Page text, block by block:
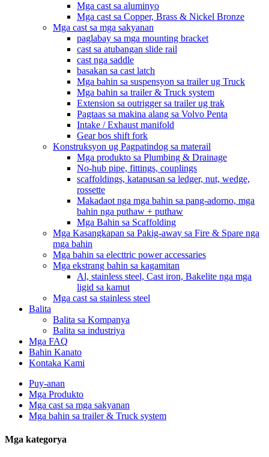
Mga cast sa aluminyo
Mga cast sa Copper, Brass & Nickel Bronze
Mga cast sa mga sakyanan
paglabay sa mga mounting bracket
cast sa atubangan slide rail
cast nga saddle
basakan sa cast latch
Mga bahin sa suspensyon sa trailer ug Truck
Mga bahin sa trailer & Truck system
Extension sa outrigger sa trailer ug trak
Pagtaas sa makina alang sa Volvo Penta
Intake / Exhaust manifold
Gear bos shift fork
Konstruksyon ug Pagpatindog sa materail
Mga produkto sa Plumbing & Drainage
No-hub pipe, fittings, couplings
scaffoldings, katapusan sa ledger, nut, wedge,
rossette
Makadaot nga mga bahin sa pang-adorno, mga
bahin nga puthaw + puthaw
Mga Bahin sa Scaffolding
Mga Kasangkapan sa Pakig-away sa Fire & Spare nga
mga bahin
Mga bahin sa electtric power accessaries
Mga ekstrang bahin sa kagamitan
Al, stainless steel, Cast iron, Bakelite nga mga
ligid sa kamut
Mga cast sa stainless steel
Balita
Balita sa Kompanya
Balita sa industriya
Mga FAQ
Bahin Kanato
Kontaka Kami
Puy-anan
Mga Produkto
Mga cast sa mga sakyanan
Mga bahin sa trailer & Truck system
Mga kategorya